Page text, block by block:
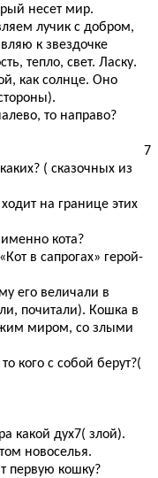
несет мир.
лучик с добром,
к звездочке
тепло, свет. Ласку.
как солнце. Оно
то направо?
7
( сказочных из
на границе этих
кота?
в сапрогах» герой-
его величали в
почитали). Кошка в
миром, со злыми
кого с собой берут?(
какой дух7( злой).
новоселья.
первую кошку?